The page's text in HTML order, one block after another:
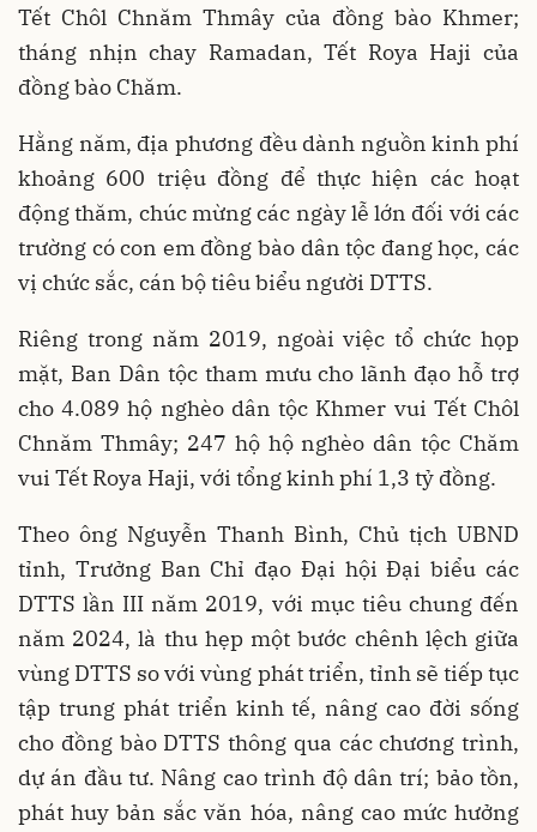
Tết Chôl Chnăm Thmây của đồng bào Khmer;
tháng nhịn chay Ramadan, Tết Roya Haji của
đồng bào Chăm.
Hằng năm, địa phương đều dành nguồn kinh phí
khoảng 600 triệu đồng để thực hiện các hoạt
động thăm, chúc mừng các ngày lễ lớn đối với các
trường có con em đồng bào dân tộc đang học, các
vị chức sắc, cán bộ tiêu biểu người DTTS.
Riêng trong năm 2019, ngoài việc tổ chức họp
mặt, Ban Dân tộc tham mưu cho lãnh đạo hỗ trợ
cho 4.089 hộ nghèo dân tộc Khmer vui Tết Chôl
Chnăm Thmây; 247 hộ hộ nghèo dân tộc Chăm
vui Tết Roya Haji, với tổng kinh phí 1,3 tỷ đồng.
Theo ông Nguyễn Thanh Bình, Chủ tịch UBND
tỉnh, Trưởng Ban Chỉ đạo Đại hội Đại biểu các
DTTS lần III năm 2019, với mục tiêu chung đến
năm 2024, là thu hẹp một bước chênh lệch giữa
vùng DTTS so với vùng phát triển, tỉnh sẽ tiếp tục
tập trung phát triển kinh tế, nâng cao đời sống
cho đồng bào DTTS thông qua các chương trình,
dự án đầu tư. Nâng cao trình độ dân trí; bảo tồn,
phát huy bản sắc văn hóa, nâng cao mức hưởng